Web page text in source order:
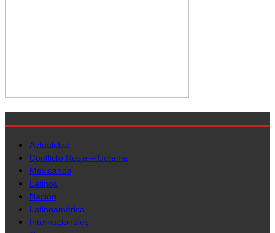
Actualidad
Conflicto Rusia – Ucrania
Mexicanos
Latinos
Nación
Latinoamérica
Internacionales